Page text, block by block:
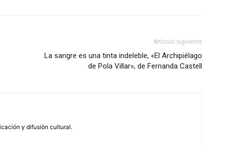
Artículo siguiente
La sangre es una tinta indeleble, «El Archipiélago
de Pola Villar», de Fernanda Castell
y difusión cultural.